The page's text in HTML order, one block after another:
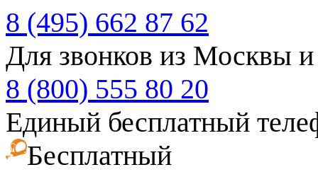
8 (495) 662 87 62
Для звонков из Москвы
8 (800) 555 80 20
Единый бесплатный
Бесплатный